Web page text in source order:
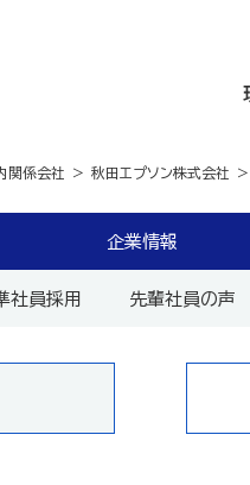
関係会社 秋田エプソン株式会社
企業情報
社員採用 先輩社員の声